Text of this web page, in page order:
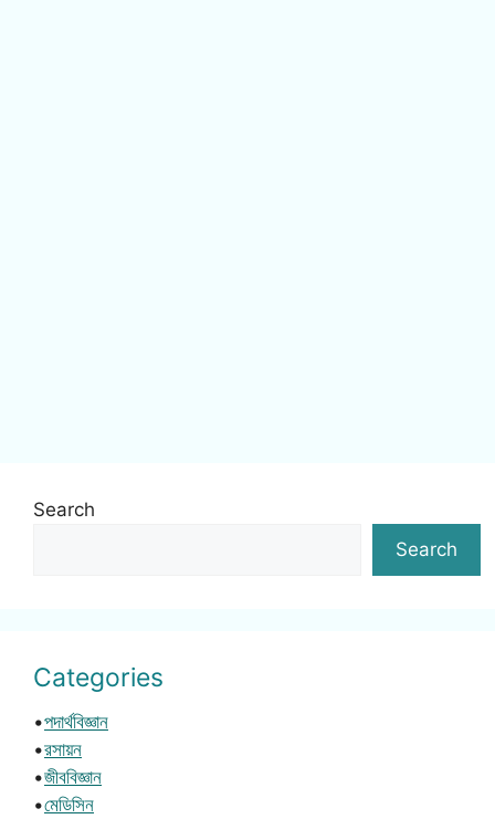
Search
Search
Categories
•পদার্থবিজ্ঞান
•রসায়ন
•জীববিজ্ঞান
•মেডিসিন